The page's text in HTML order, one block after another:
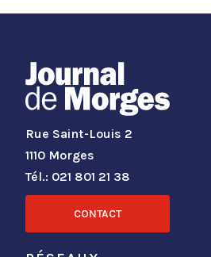
Rue Saint-Louis 2
1110 Morges
Tél.: 021 801 21 38
CONTACT